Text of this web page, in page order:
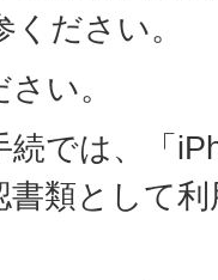
ださい。
い。
では、「
書類として